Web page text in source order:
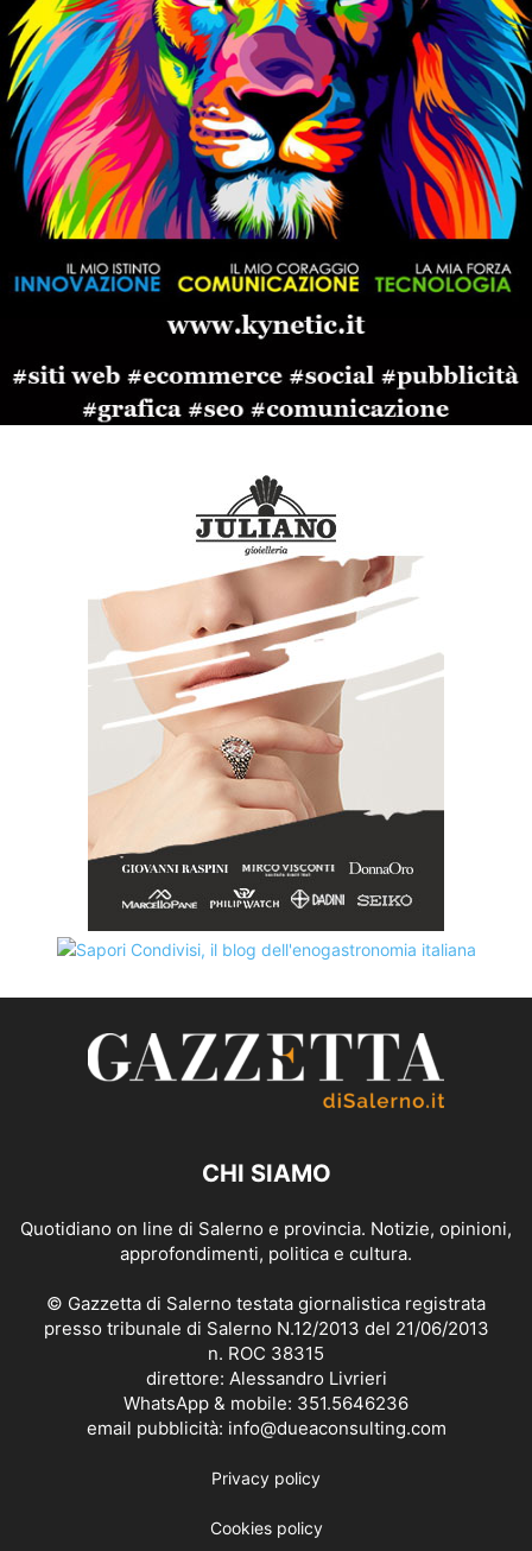
CHI SIAMO
Quotidiano on line di Salerno e provincia. Notizie, opinioni,
approfondimenti, politica e cultura.
© Gazzetta di Salerno testata giornalistica registrata
presso tribunale di Salerno N.12/2013 del 21/06/2013
n. ROC 38315
direttore: Alessandro Livrieri
WhatsApp & mobile: 351.5646236
email pubblicità: info@dueaconsulting.com
Privacy policy
Cookies policy